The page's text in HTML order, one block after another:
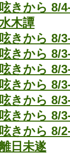
呟きから 8/
木譚
呟きから 8/
呟きから 8/
呟きから 8/
呟きから 8/
呟きから 8/
呟きから 8/
呟きから 8/
日未遂